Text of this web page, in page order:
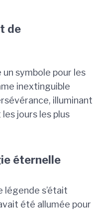
de
symbole pour les
inextinguible
illuminant
jours les plus
éternelle
légende s’était
été allumée pour